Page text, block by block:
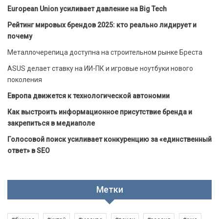
European Union усиливает давление на Big Tech
Рейтинг мировых брендов 2025: кто реально лидирует и
почему
Металлочерепица доступна на строительном рынке Бреста
ASUS делает ставку на ИИ-ПК и игровые ноутбуки нового
поколения
Европа движется к технологической автономии
Как выстроить информационное присутствие бренда и
закрепиться в медиаполе
Голосовой поиск усиливает конкуренцию за «единственный
ответ» в SEO
Метки